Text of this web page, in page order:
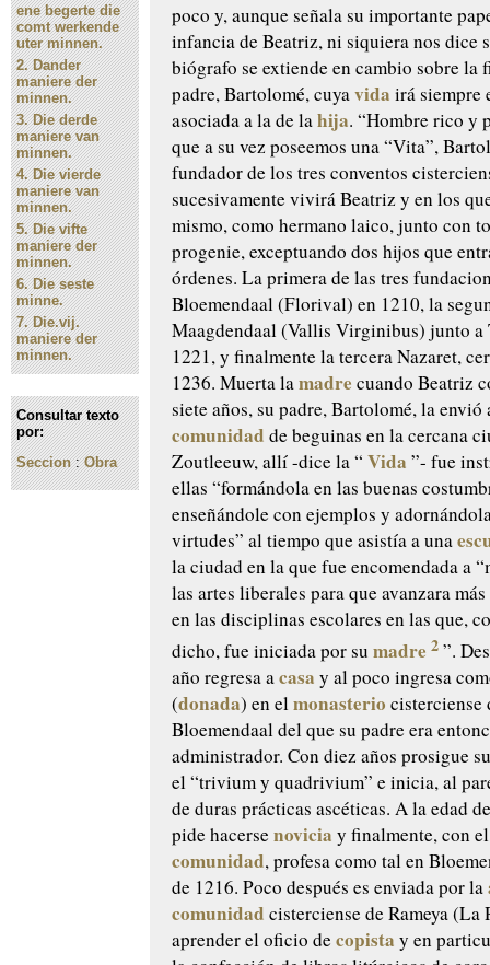
ene begerte die
comt werkende
uter minnen.
2.Dander
maniere der
minnen.
3.Die derde
maniere van
minnen.
4.Die vierde
maniere van
minnen.
5.Die vifte
maniere der
minnen.
6.Die seste
minne.
7.Die.vij.
maniere der
minnen.
Consultar texto
por:
Seccion:Obra
poco y, aunque señala su importante
infancia de Beatriz, ni siquiera nos dice
biógrafo se extiende en cambio sobre la
padre, Bartolomé, cuyavida irá siempre
asociada a la de lahija. “Hombre rico y
que a su vez poseemos una “Vita”,
fundador de los tres conventos
sucesivamente vivirá Beatriz y en los
mismo, como hermano laico, junto con
progenie, exceptuando dos hijos que
órdenes. La primera de las tres
Bloemendaal (Florival) en 1210, la
Maagdendaal (Vallis Virginibus) junto a
1221, y finalmente la tercera Nazaret,
1236. Muerta lamadre cuando Beatriz
siete años, su padre, Bartolomé, la
comunidad de beguinas en la cercana
Zoutleeuw, allí -dice la “Vida ”- fue
ellas “formándola en las buenas
enseñándole con ejemplos y
virtudes” al tiempo que asistía a una
la ciudad en la que fue encomendada a
las artes liberales para que avanzara
en las disciplinas escolares en las que,
dicho, fue iniciada por sumadre 2”.
año regresa acasa y al poco ingresa
(donada) en elmonasterio cisterciense
Bloemendaal del que su padre era
administrador. Con diez años prosigue
el “trivium y quadrivium” e inicia, al
de duras prácticas ascéticas. A la edad
pide hacersenovicia y finalmente, con
comunidad, profesa como tal en
de 1216. Poco después es enviada por la
comunidad cisterciense de Rameya (La
aprender el oficio decopista y en